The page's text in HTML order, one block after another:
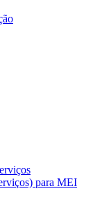
para MEI